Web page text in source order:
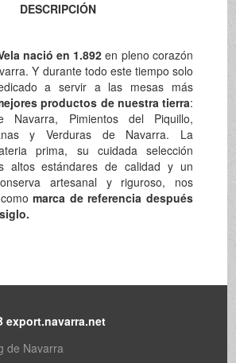
DESCRIPCIÓN
nació en 1.892 en pleno corazón
Y durante todo este tiempo solo
a servir a las mesas más
productos de nuestra tierra:
Navarra, Pimientos del Piquillo,
y Verduras de Navarra. La
prima, su cuidada selección
altos estándares de calidad y un
artesanal y riguroso, nos
comomarca de referencia después
export.navarra.net
de Navarra